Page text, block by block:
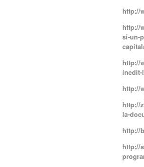
http://
http://
si-un-
http://
inedit-
http://
http://
la-
http://
http://